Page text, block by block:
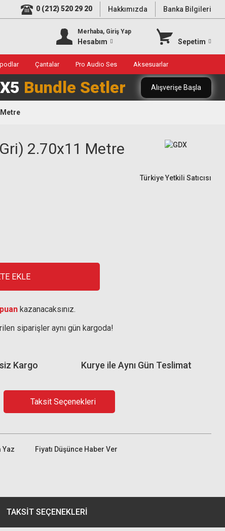
0 (212) 520 29 20 Hakkımızda Banka Bilgileri
Merhaba, Giriş Yap
Hesabım Sepetim
Çantalar Pro Audio Ses Aksesuarlar
Bundle Setler Alışverişe Başla
Metre
2.70x11 Metre
Türkiye Yetkili Satıcısı
EKLE
kazanacaksınız.
siparişler aynı gün kargoda!
Kurye ile Aynı Gün Teslimat
Kargo
Taksit Seçenekleri
Yaz Fiyatı Düşünce Haber Ver
TAKSIT SEÇENEKLERI